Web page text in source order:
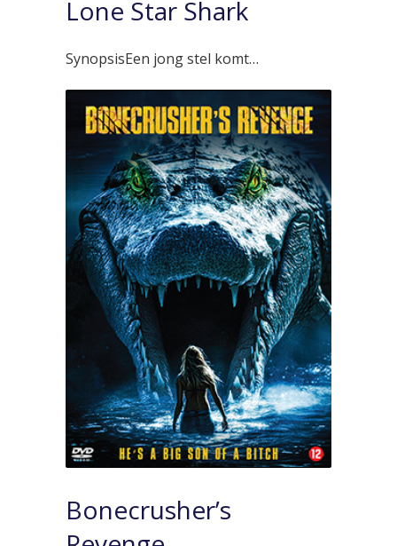
Lone Star Shark
SynopsisEen jong stel komt…
Bonecrusher’s